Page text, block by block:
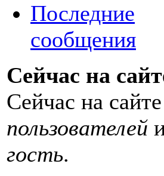
Последние
сообщения
Сейчас на
Сейчас на сайте
пользователей
гость.